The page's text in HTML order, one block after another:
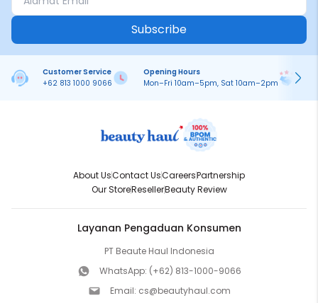
Subscribe
Customer Service
+62 813 1000 9066
Opening Hours
Mon–Fri 10am–5pm, Sat 10am–2pm
About UsContact UsCareersPartnership
Our StoreResellerBeauty Review
Layanan Pengaduan Konsumen
PT Beaute Haul Indonesia
WhatsApp: (+62) 813-1000-9066
Email: cs@beautyhaul.com